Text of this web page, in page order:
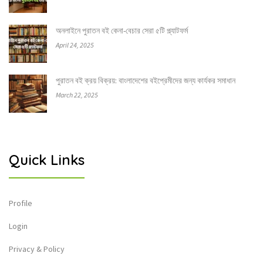
অনলাইনে পুরাতন বই কেনা-বেচার সেরা ৫টি প্ল্যাটফর্ম
April 24, 2025
পুরাতন বই ক্রয় বিক্রয়: বাংলাদেশের বইপ্রেমীদের জন্য কার্যকর সমাধান
March 22, 2025
Quick Links
Profile
Login
Privacy & Policy